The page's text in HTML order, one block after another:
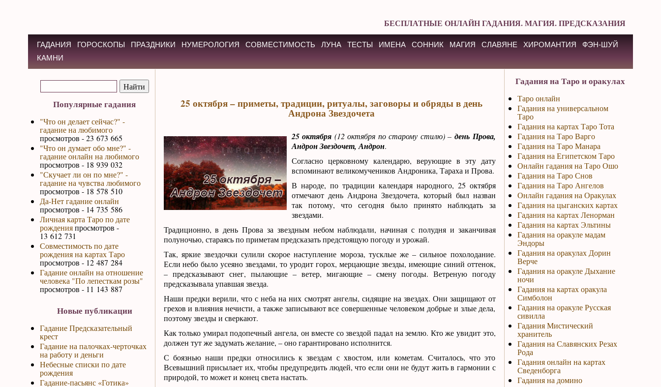
БЕСПЛАТНЫЕ ОНЛАЙН ГАДАНИЯ. МАГИЯ. ПРЕДСКАЗАНИЯ
ГАДАНИЯ ГОРОСКОПЫ ПРАЗДНИКИ НУМЕРОЛОГИЯ СОВМЕСТИМОСТЬ ЛУНА ТЕСТЫ ИМЕНА СОННИК МАГИЯ СЛАВЯНЕ ХИРОМАНТИЯ
ФЭН-ШУЙ
КАМНИ
Популярные гадания
"Что он делает сейчас?" -
гадание на любимого
просмотров - 23 673 665
"Что он думает обо мне?" -
гадание онлайн на любимого
просмотров - 18 939 032
"Скучает ли он по мне?" -
гадание на чувства любимого
просмотров - 18 578 510
Да-Нет гадание онлайн
просмотров - 14 735 586
Личная карта Таро по дате
рожденияпросмотров -
13 612 731
Совместимость по дате
рождения на картах Таро
просмотров - 12 487 284
Гадание онлайн на отношение
человека "По лепесткам розы"
просмотров - 11 143 887
Новые публикации
Гадание Предсказательный
крест
Гадание на палочках-черточках
на работу и деньги
Небесные списки по дате
рождения
Гадание-пасьянс «Готика»
25 октября – приметы, традиции, ритуалы, заговоры и обряды в день
Андрона Звездочета
25 октября (12 октября по старому стилю) – день Прова,
Андрон Звездочет, Андрон.
Согласно церковному календарю, верующие в эту дату
вспоминают великомучеников Андроника, Тараха и Прова.
В народе, по традиции календаря народного, 25 октября
отмечают день Андрона Звездочета, который был назван
так потому, что сегодня было принято наблюдать за
звездами.
Традиционно, в день Прова за звездным небом наблюдали, начиная с полудня и заканчивая
полуночью, стараясь по приметам предсказать предстоящую погоду и урожай.
Так, яркие звездочки сулили скорое наступление мороза, тусклые же – сильное похолодание.
Если небо было усеяно звездами, то уродит горох, мерцающие звезды, имеющие синий оттенок,
– предсказывают снег, пылающие – ветер, мигающие – смену погоды. Ветреную погоду
предсказывала упавшая звезда.
Наши предки верили, что с неба на них смотрят ангелы, сидящие на звездах. Они защищают от
грехов и влияния нечисти, а также записывают все совершенные человеком добрые и злые дела,
поэтому звезды и сверкают.
Как только умирал подопечный ангела, он вместе со звездой падал на землю. Кто же увидит это,
должен тут же задумать желание, – оно гарантировано исполнится.
С боязнью наши предки относились к звездам с хвостом, или кометам. Считалось, что это
Всевышний присылает их, чтобы предупредить людей, что если они не будут жить в гармонии с
природой, то может и конец света настать.
Гадания на Таро и оракулах
Таро онлайн
Гадания на универсальном
Таро
Гадания на картах Таро Тота
Гадания на Таро Варго
Гадания на Таро Манара
Гадания на Египетском Таро
Онлайн гадания на Таро Ошо
Гадания на Таро Снов
Гадания на Таро Ангелов
Онлайн гадания на Оракулах
Гадания на цыганских картах
Гадания на картах Ленорман
Гадания на картах Эльтины
Гадания на оракуле мадам
Эндоры
Гадания на оракулах Дорин
Верче
Гадания на оракуле Дыхание
ночи
Гадания на картах оракула
Симболон
Гадания на оракуле Русская
сивилла
Гадания Мистический
хранитель
Гадания на Славянских Резах
Рода
Гадания онлайн на картах
Сведенборга
Гадания на домино